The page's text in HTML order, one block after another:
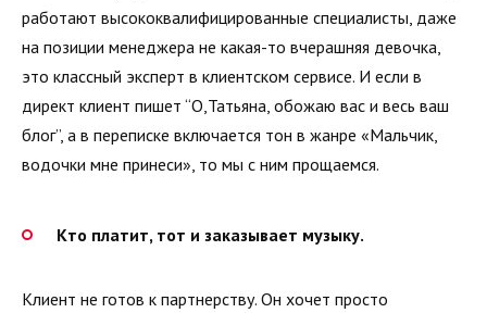
работают высококвалифицированные специалисты, даже
на позиции менеджера не какая-то вчерашняя девочка,
это классный эксперт в клиентском сервисе. И если в
директ клиент пишет “О,Татьяна, обожаю вас и весь ваш
блог”, а в переписке включается тон в жанре «Мальчик,
водочки мне принеси», то мы с ним прощаемся.
Кто платит, тот и заказывает музыку.
Клиент не готов к партнерству. Он хочет просто